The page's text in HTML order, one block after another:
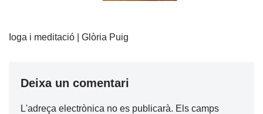
Ioga i meditació | Glòria Puig
Deixa un comentari
L'adreça electrònica no es publicarà. Els camps